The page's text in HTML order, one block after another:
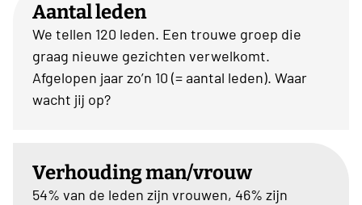
Aantal leden
We tellen 120 leden. Een trouwe groep die
graag nieuwe gezichten verwelkomt.
Afgelopen jaar zo’n 10 (= aantal leden). Waar
wacht jij op?
Verhouding man/vrouw
54% van de leden zijn vrouwen, 46% zijn